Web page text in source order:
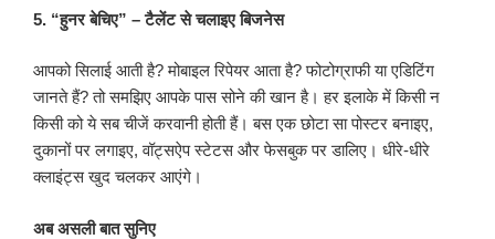
5. “हुनर बेचिए” – टैलेंट से चलाइए बिजनेस
आपको सिलाई आती है? मोबाइल रिपेयर आता है? फोटोग्राफी या एडिटिंग
जानते हैं? तो समझिए आपके पास सोने की खान है। हर इलाके में किसी न
किसी को ये सब चीजें करवानी होती हैं। बस एक छोटा सा पोस्टर बनाइए,
दुकानों पर लगाइए, वॉट्सऐप स्टेटस और फेसबुक पर डालिए। धीरे-धीरे
क्लाइंट्स खुद चलकर आएंगे।
अब असली बात सुनिए